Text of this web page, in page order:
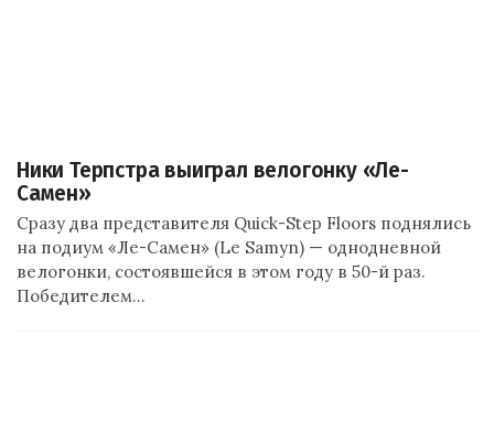
Ники Терпстра выиграл велогонку «Ле-
Самен»
Сразу два представителя Quick-Step Floors поднялись
на подиум «Ле-Самен» (Le Samyn) — однодневной
велогонки, состоявшейся в этом году в 50-й раз.
Победителем…